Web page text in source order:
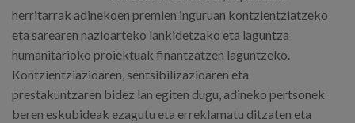
herritarrak adinekoen premien inguruan kontzientziatzeko
eta sarearen nazioarteko lankidetzako eta laguntza
humanitarioko proiektuak finantzatzen laguntzeko.
Kontzientziazioaren, sentsibilizazioaren eta
prestakuntzaren bidez lan egiten dugu, adineko pertsonek
beren eskubideak ezagutu eta erreklamatu ditzaten eta